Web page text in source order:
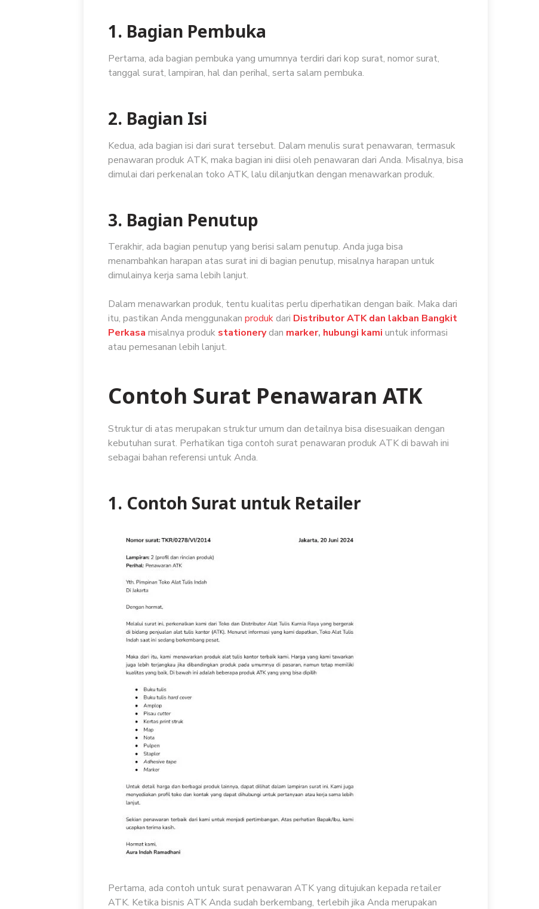
1. Bagian Pembuka
Pertama, ada bagian pembuka yang umumnya terdiri dari kop surat, nomor surat,
tanggal surat, lampiran, hal dan perihal, serta salam pembuka.
2. Bagian Isi
Kedua, ada bagian isi dari surat tersebut. Dalam menulis surat penawaran, termasuk
penawaran produk ATK, maka bagian ini diisi oleh penawaran dari Anda. Misalnya, bisa
dimulai dari perkenalan toko ATK, lalu dilanjutkan dengan menawarkan produk.
3. Bagian Penutup
Terakhir, ada bagian penutup yang berisi salam penutup. Anda juga bisa
menambahkan harapan atas surat ini di bagian penutup, misalnya harapan untuk
dimulainya kerja sama lebih lanjut.
Dalam menawarkan produk, tentu kualitas perlu diperhatikan dengan baik. Maka dari
itu, pastikan Anda menggunakan produkdari Distributor ATK dan lakban Bangkit
Perkasa misalnya produk stationerydan marker, hubungi kami untuk informasi
atau pemesanan lebih lanjut.
Contoh Surat Penawaran ATK
Struktur di atas merupakan struktur umum dan detailnya bisa disesuaikan dengan
kebutuhan surat. Perhatikan tiga contoh surat penawaran produk ATK di bawah ini
sebagai bahan referensi untuk Anda.
1. Contoh Surat untuk Retailer
Pertama, ada contoh untuk surat penawaran ATK yang ditujukan kepada retailer
ATK. Ketika bisnis ATK Anda sudah berkembang, terlebih jika Anda merupakan